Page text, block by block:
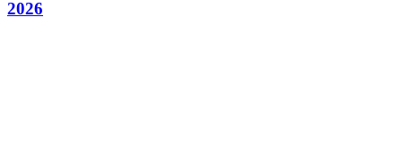
2026